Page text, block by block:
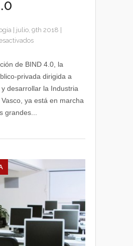
julio, 9th 2018
en
de
tercera
edición
de
BIND
de BIND 4.0, la
privada dirigida a
desarrollar la Industria
ya está en marcha
grandes...